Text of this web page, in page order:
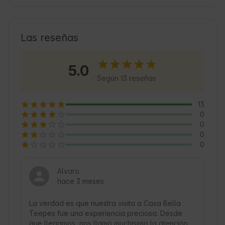
andaluza. La ubicación permite a los
actividades al aire libre, haciendo de este lugar
una base perfecta para viajes de aventura y
Las reseñas
5.0 Según 13 reseñas
13
0
0
0
0
Alvaro
hace 3 meses
La verdad es que nuestra visita a Casa Bella
Teepes fue una experiencia preciosa. Desde